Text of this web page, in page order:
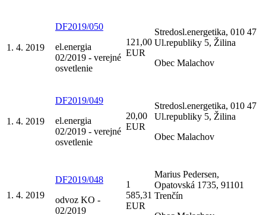
1. 4. 2019
DF2019/050
el.energia
02/2019 - verejné
osvetlenie
121,00
EUR
Stredosl.energetika, 010 47
Ul.republiky 5, Žilina
Obec Malachov
1. 4. 2019
DF2019/049
el.energia
02/2019 - verejné
osvetlenie
20,00
EUR
Stredosl.energetika, 010 47
Ul.republiky 5, Žilina
Obec Malachov
1. 4. 2019
DF2019/048
odvoz KO -
02/2019
1
585,31
EUR
Marius Pedersen,
Opatovská 1735, 91101
Trenčín